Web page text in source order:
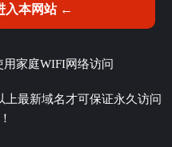
入本网站 ←
家庭WIFI网络访问
最新域名才可保证永久访问